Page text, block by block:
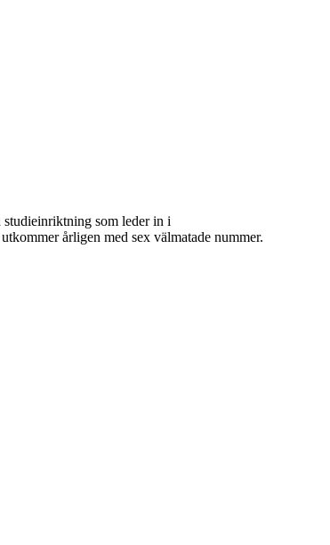
studieinriktning som leder in i
årligen med sex välmatade nummer.